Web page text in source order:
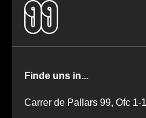
Finde uns in...
Carrer de Pallars 99, Ofc 1-